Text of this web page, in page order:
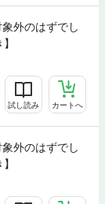
外のはずでし
試し読み カートへ
外のはずでし